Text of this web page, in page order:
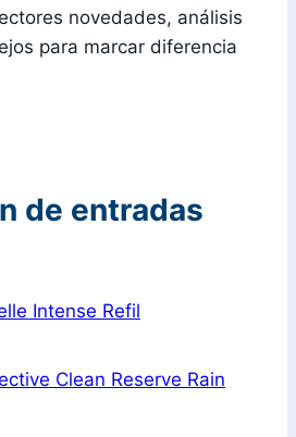
novedades, análisis
para marcar diferencia
de entradas
Intense Refil
Clean Reserve Rain